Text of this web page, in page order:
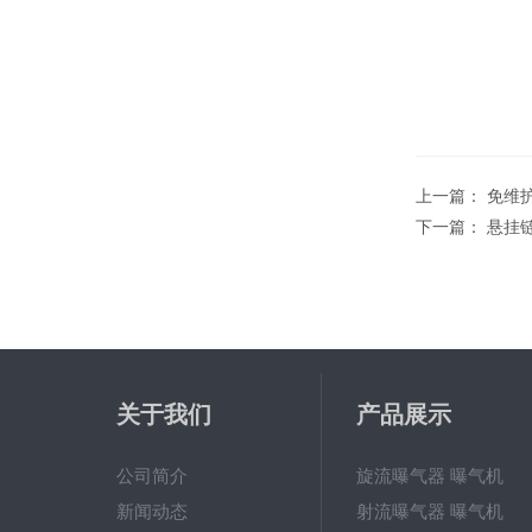
上一篇： 免维
下一篇： 悬挂
关于我们
公司简介
新闻动态
产品展示
旋流曝气器 曝气机
射流曝气器 曝气机